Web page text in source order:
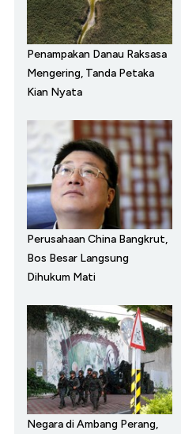
Penampakan Danau Raksasa
Mengering, Tanda Petaka
Kian Nyata
Perusahaan China Bangkrut,
Bos Besar Langsung
Dihukum Mati
Negara di Ambang Perang,